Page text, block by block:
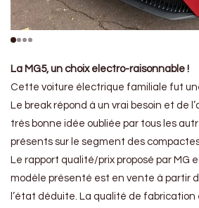
La MG5, un choix electro-raisonnable !
Cette voiture électrique familiale fut
Le break répond à un vrai besoin et de
très bonne idée oubliée par tous les
présents sur le segment des
Le rapport qualité/prix proposé par MG
modèle présenté est en vente à partir
l’état déduite. La qualité de fabrication